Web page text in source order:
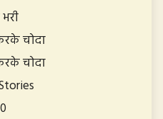
चोदा
चोदा